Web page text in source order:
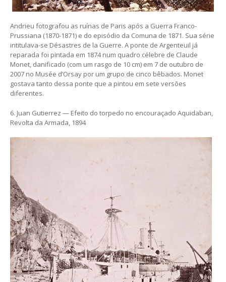
Andrieu fotografou as ruínas de Paris após a Guerra Franco-
Prussiana (1870-1871) e do episódio da Comuna de 1871. Sua série
intitulava-se Désastres de la Guerre. A ponte de Argenteuil já
reparada foi pintada em 1874 num quadro célebre de Claude
Monet, danificado (com um rasgo de 10 cm) em 7 de outubro de
2007 no Musée d’Orsay por um grupo de cinco bêbados. Monet
gostava tanto dessa ponte que a pintou em sete versões
diferentes.
6. Juan Gutierrez — Efeito do torpedo no encouraçado Aquidaban,
Revolta da Armada, 1894